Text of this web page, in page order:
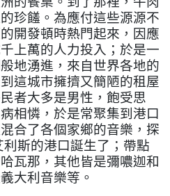
珍饈。為應付這些源源不
開發頓時熱門起來，因應
上萬的人力投入；於是一
地湧進，來自世界各地的
這城市擁擠又簡陋的租屋
者大多是男性，飽受思
相憐，於是常聚集到港口
合了各個家鄉的音樂，探
利斯的港口誕生了；帶點
瓦那，其他皆是彌噥迦和
大利音樂等。